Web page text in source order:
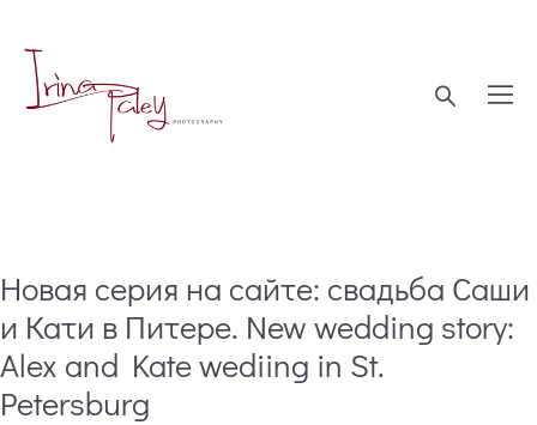
Новая серия на сайте: свадьба Саши
и Кати в Питере. New wedding story:
Alex and Kate wediing in St.
Petersburg